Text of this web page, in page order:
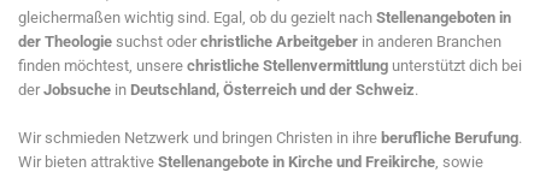
gleichermaßen wichtig sind. Egal, ob du gezielt nach Stellenangeboten in
der Theologie suchst oderchristliche Arbeitgeber in anderen Branchen
finden möchtest, unsere christliche Stellenvermittlung unterstützt dich bei
derJobsuche in Deutschland, Österreich und der Schweiz.
Wir schmieden Netzwerk und bringen Christen in ihre berufliche Berufung.
Wir bieten attraktive Stellenangebote in Kirche und Freikirche , sowie